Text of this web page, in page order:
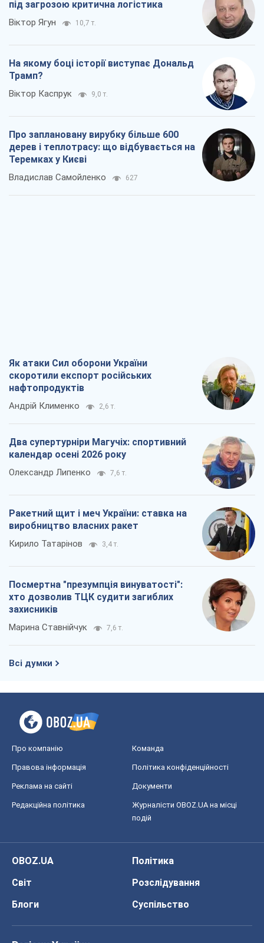
під загрозою критична логістика
Віктор Ягун 10,7 т.
На якому боці історії виступає Дональд
Трамп?
Віктор Каспрук 9,0 т.
Про заплановану вирубку більше 600
дерев і теплотрасу: що відбувається на
Теремках у Києві
Владислав Самойленко 627
Як атаки Сил оборони України
скоротили експорт російських
нафтопродуктів
Андрій Клименко 2,6 т.
Два супертурніри Магучіх: спортивний
календар осені 2026 року
Олександр Липенко 7,6 т.
Ракетний щит і меч України: ставка на
виробництво власних ракет
Кирило Татарінов 3,4 т.
Посмертна "презумпція винуватості":
хто дозволив ТЦК судити загиблих
захисників
Марина Ставнійчук 7,6 т.
Всі думки
Про компанію Команда
Правова інформація Політика конфіденційності
Реклама на сайті Документи
Редакційна політика
Журналісти OBOZ.UA на місці
подій
OBOZ.UA
Політика
Світ
Розслідування
Блоги
Суспільство